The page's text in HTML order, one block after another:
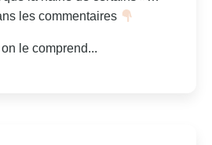
les commentaires
on le comprend...